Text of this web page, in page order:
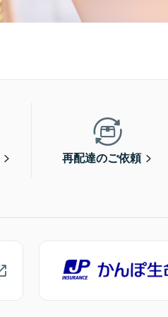
再配達のご依頼